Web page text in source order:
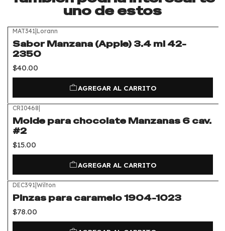
uno de estos
MAT341 Lorann
Sabor Manzana (Apple) 3.4 ml 42-
2350
$40.00
AGREGAR AL CARRITO
CRI0468
Molde para chocolate Manzanas 6 cav.
#2
$15.00
AGREGAR AL CARRITO
DEC391 Wilton
Pinzas para caramelo 1904-1023
$78.00